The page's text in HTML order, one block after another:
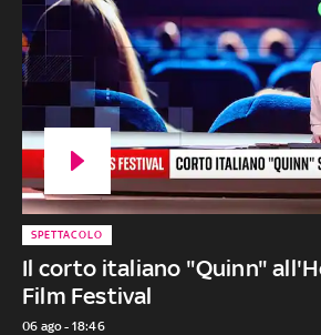
Il corto italiano "Quinn"
Film Festival
SPETTACOLO
06 ago - 18:46